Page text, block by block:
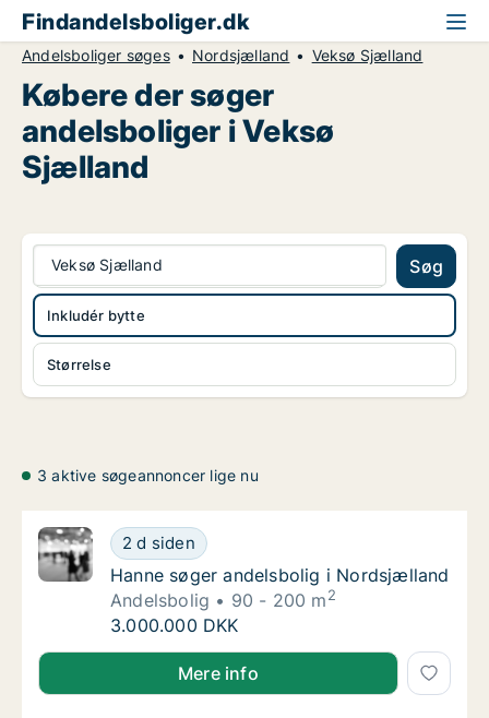
Findandelsboliger.dk
Andelsboliger søges Nordsjælland Veksø Sjælland
Købere der søger
andelsboliger i Veksø
Sjælland
Veksø Sjælland Søg
Størrelse
Inkludér bytte
3 aktive søgeannoncer lige nu
Hanne søger andelsbolig i Nordsjælland
2 d siden
Hanne søger andelsbolig i Nordsjælland
Hanne søger andelsbolig i Nordsjælland
Andelsbolig
90 - 200 m2
Hanne søger andelsbolig i Nordsjælland
3.000.000 DKK
Hanne søger andelsbolig i Nordsjælland
Mere info